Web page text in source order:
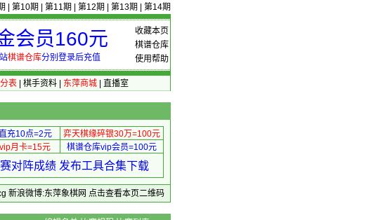
第10期 第11期 第12期 第13期 第14期
收藏本页
棋谱仓库
使用帮助
会员160元
棋谱仓库分别登录后充值
表| 棋手资料| 东萍商城| 直播室
充10点=2元
弈天棋缘碎银30万=100元
月卡=15元 棋谱仓库vip会员=100元
对阵成绩 发布工具合集下载
新浪微博:东萍象棋网 点击查看本页二维码